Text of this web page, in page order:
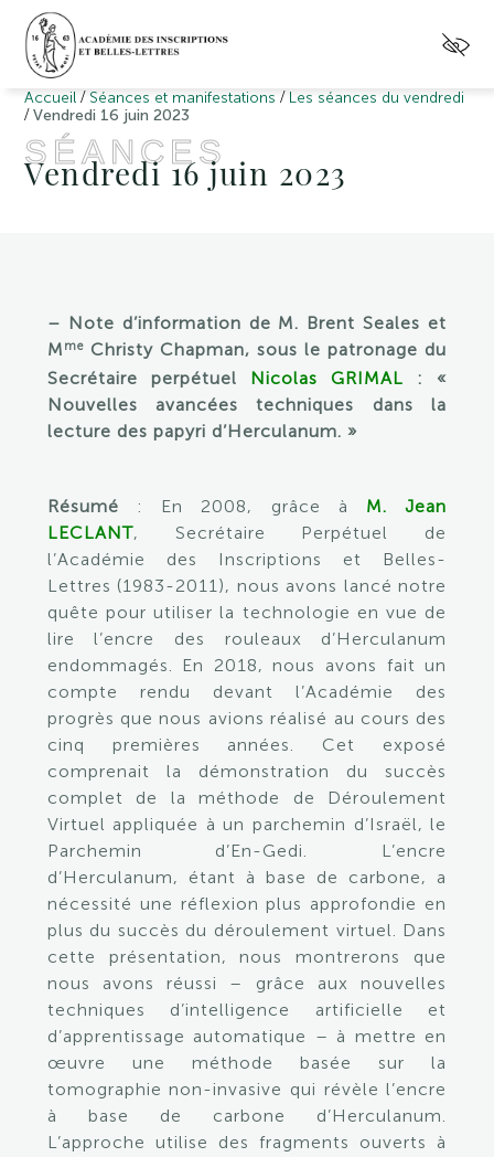
Accueil / Séances et manifestations / Les séances du vendredi
/Vendredi 16 juin 2023
SÉANCES
Vendredi 16 juin 2023
– Note d’information de M. Brent Seales et
M meChristy Chapman, sous le patronage du
Secrétaire perpétuel Nicolas GRIMAL : «
Nouvelles avancées techniques dans la
lecture des papyri d’Herculanum. »
Résumé : En 2008, grâce à M. Jean
LECLANT, Secrétaire Perpétuel de
l’Académie des Inscriptions et Belles-
Lettres (1983-2011), nous avons lancé notre
quête pour utiliser la technologie en vue de
lire l’encre des rouleaux d’Herculanum
endommagés. En 2018, nous avons fait un
compte rendu devant l’Académie des
progrès que nous avions réalisé au cours des
cinq premières années. Cet exposé
comprenait la démonstration du succès
complet de la méthode de Déroulement
Virtuel appliquée à un parchemin d’Israël, le
Parchemin d’En-Gedi. L’encre
d’Herculanum, étant à base de carbone, a
nécessité une réflexion plus approfondie en
plus du succès du déroulement virtuel. Dans
cette présentation, nous montrerons que
nous avons réussi – grâce aux nouvelles
techniques d’intelligence artificielle et
d’apprentissage automatique – à mettre en
œuvre une méthode basée sur la
tomographie non-invasive qui révèle l’encre
à base de carbone d’Herculanum.
L’approche utilise des fragments ouverts à